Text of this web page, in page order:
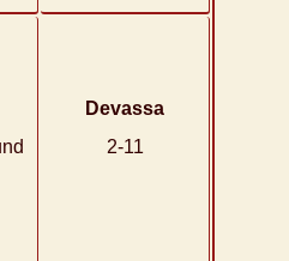
Devassa
2-11